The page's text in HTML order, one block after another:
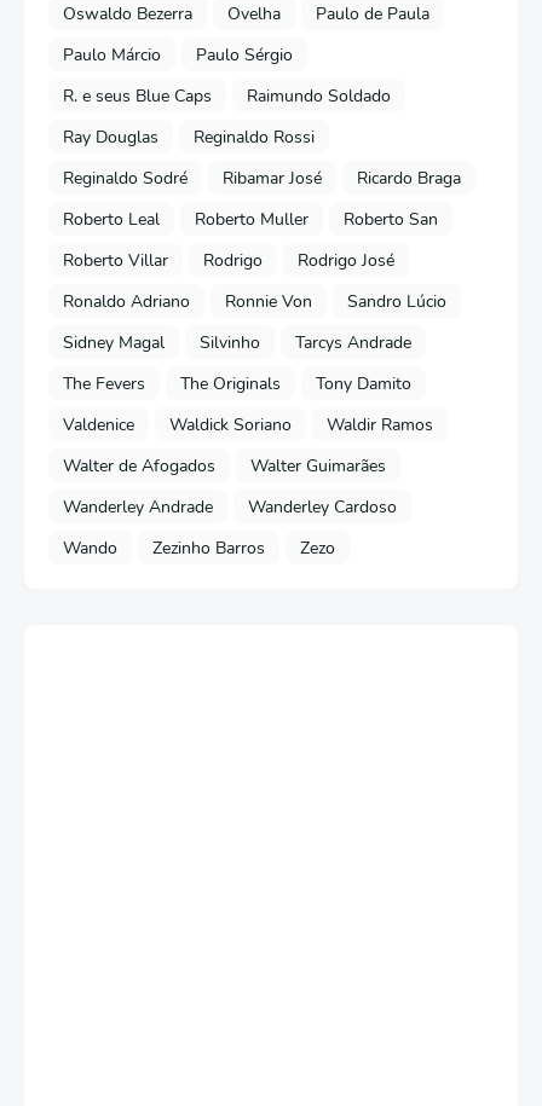
Oswaldo Bezerra
Ovelha
Paulo de Paula
Paulo Márcio
Paulo Sérgio
R. e seus Blue Caps
Raimundo Soldado
Ray Douglas
Reginaldo Rossi
Reginaldo Sodré
Ribamar José
Ricardo Braga
Roberto Leal
Roberto Muller
Roberto San
Roberto Villar
Rodrigo
Rodrigo José
Ronaldo Adriano
Ronnie Von
Sandro Lúcio
Sidney Magal
Silvinho
Tarcys Andrade
The Fevers
The Originals
Tony Damito
Valdenice
Waldick Soriano
Waldir Ramos
Walter de Afogados
Walter Guimarães
Wanderley Andrade
Wanderley Cardoso
Wando
Zezinho Barros Zezo